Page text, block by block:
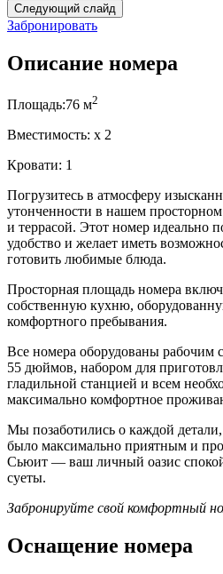
Следующий слайд
Забронировать
Описание номера
Площадь:76 м2
Вместимость: x 2
Кровати: 1
Погрузитесь в атмосферу
утонченности в нашем
и террасой. Этот номер идеально
удобство и желает иметь
готовить любимые блюда.
Просторная площадь номера
собственную кухню,
комфортного пребывания.
Все номера оборудованы рабочим
55 дюймов, набором для
гладильной станцией и всем
максимально комфортное
Мы позаботились о каждой
было максимально приятным и
Сьюит — ваш личный оазис
суеты.
Забронируйте свой комфортный
Оснащение номера